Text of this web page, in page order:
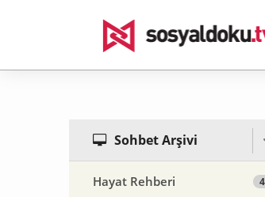
Sohbet Arşivi
Hayat Rehberi